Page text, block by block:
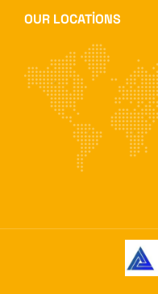
OUR LOCATIONS